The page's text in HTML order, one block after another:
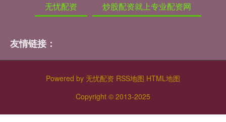
无忧配资 炒股配资就上专业配资网
友情链接：
Powered by 无忧配资 RSS地图 HTML地图
Copyright © 2013-2025